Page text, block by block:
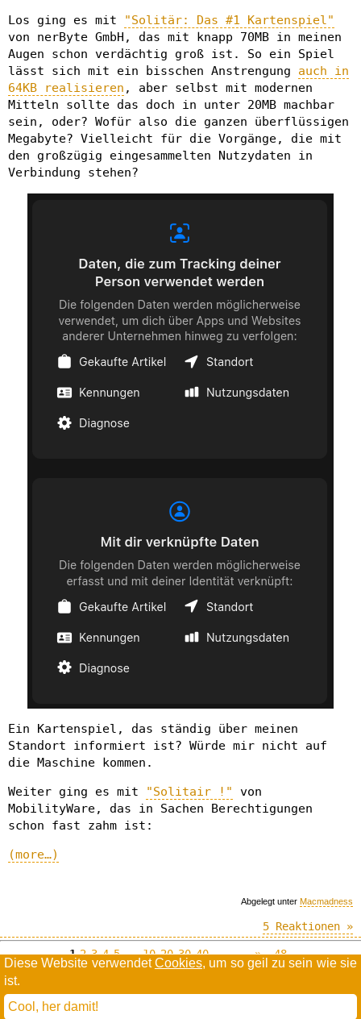
Diese Website verwendetCookies, um so geil zu sein wie sie
ist.
Cool, her damit!
Los ging es mit
"Solitär: Das #1 Kartenspiel"
von nerByte GmbH, das mit knapp 70MB in meinen
Augen schon verdächtig groß ist. So ein Spiel
lässt sich mit ein bisschen Anstrengung auch in
64KB realisieren , aber selbst mit modernen
Mitteln sollte das doch in unter 20MB machbar
sein, oder? Wofür also die ganzen überflüssigen
Megabyte? Vielleicht für die Vorgänge, die mit
den großzügig eingesammelten Nutzydaten in
Verbindung stehen?
Ein Kartenspiel, das ständig über meinen
Standort informiert ist? Würde mir nicht auf
die Maschine kommen.
Weiter ging es mit
"Solitair !"
von
MobilityWare, das in Sachen Berechtigungen
schon fast zahm ist:
(more…)
Abgelegt unter Macmadness
5 Reaktionen »
1 2 3 4 5 … 10 20 30 40 … --» 48
todamax rennt aufwordpress